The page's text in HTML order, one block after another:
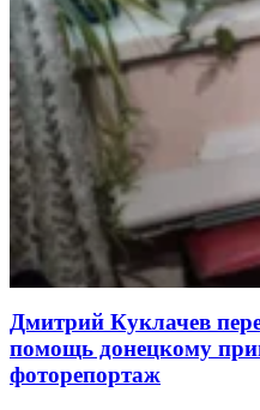
Дмитрий Куклачев
помощь донецкому
фоторепортаж